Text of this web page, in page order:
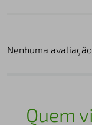
Nenhuma avaliação
Quem